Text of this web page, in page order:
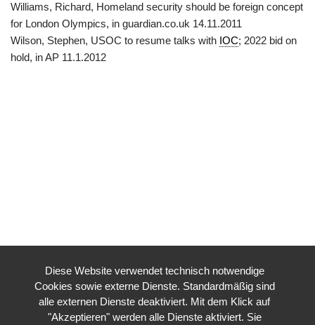
Williams, Richard, Homeland security should be foreign concept
for London Olympics, in guardian.co.uk 14.11.2011
Wilson, Stephen, USOC to resume talks with IOC; 2022 bid on
hold, in AP 11.1.2012
Diese Website verwendet technisch notwendige
Cookies sowie externe Dienste. Standardmäßig sind
alle externen Dienste deaktiviert. Mit dem Klick auf
"Akzeptieren" werden alle Dienste aktiviert. Sie